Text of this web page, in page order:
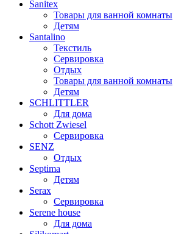
Sanitex
Товары для ванной комнаты
Детям
Santalino
Текстиль
Сервировка
Отдых
Товары для ванной комнаты
Детям
SCHLITTLER
Для дома
Schott Zwiesel
Сервировка
SENZ
Отдых
Septima
Детям
Serax
Сервировка
Serene house
Для дома